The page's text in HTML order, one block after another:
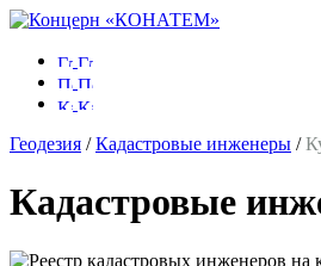
Геодезия /Кадастровые инженеры /
Кадастровые